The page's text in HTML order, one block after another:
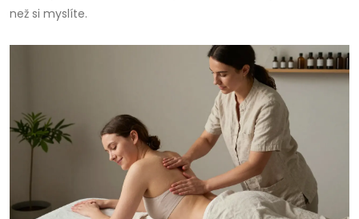
než si myslíte.